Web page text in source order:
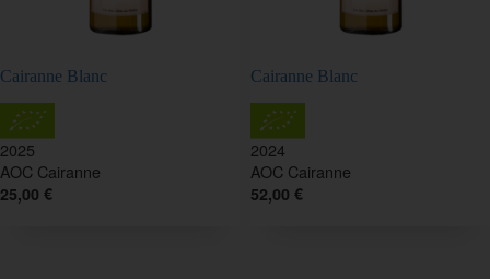
Cairanne Blanc
2025
AOC Cairanne
25,00 €
Cairanne Blanc
2024
AOC Cairanne
52,00 €